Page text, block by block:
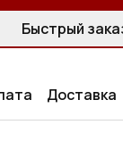
Быстрый
Доставка